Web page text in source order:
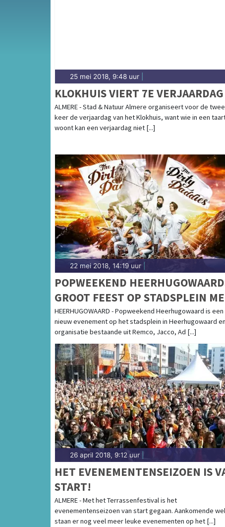
25 mei 2018, 9:48 uur
KLOKHUIS VIERT 7E VERJAARDAG
ALMERE - Stad & Natuur Almere organiseert voor de
keer de verjaardag van het Klokhuis, want wie in een
woont kan een verjaardag niet [...]
22 mei 2018, 14:19 uur
POPWEEKEND
GROOT FEEST OP STADSPLEIN
O.A. DIRTY DADDIES EN 2
BROTHERS ON THE 4TH FLOOR
HEERHUGOWAARD - Popweekend Heerhugowaard is een
nieuw evenement op het stadsplein in Heerhugowaard
organisatie bestaande uit Remco, Jacco, Ad [...]
26 april 2018, 9:12 uur
HET EVENEMENTENSEIZOEN IS
START!
ALMERE - Met het Terrassenfestival is het
evenementenseizoen van start gegaan. Aankomende
staan er nog veel meer leuke evenementen op het [...]